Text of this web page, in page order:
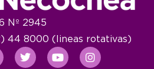
Nº 2945
44 8000 (lineas rotativas)